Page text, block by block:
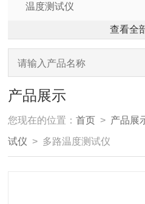
温度测试仪
查看全
产品展示
您现在的位置：首页 > 产品展
试仪 > 多路温度测试仪